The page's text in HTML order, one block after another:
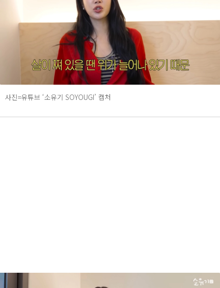
사진=유튜브 ‘소유기 SOYOUGI’ 캡처